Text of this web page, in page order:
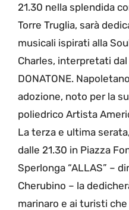
21.30 nella splendida
Torre Truglia, sarà
musicali ispirati alla
Charles, interpretati dal
DONATONE.
adozione, noto per la
poliedrico Artista
La terza e ultima
dalle 21.30 in Piazza
Sperlonga “ALLAS” –
Cherubino – la
marinaro e ai turisti